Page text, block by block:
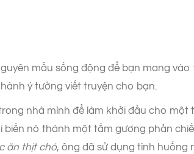
mẫu sống động để bạn mang
ý tưởng viết truyện cho bạn.
nhà mình để làm khởi đầu cho
nó thành một tấm gương phản
ăn thịt chó, ông đã sử dụng tình huống